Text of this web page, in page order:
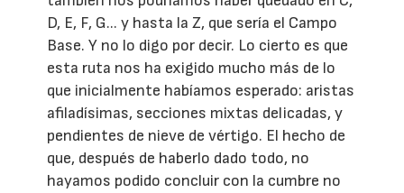
D, E, F, G... y hasta la Z, que sería el Campo
Base. Y no lo digo por decir. Lo cierto es que
esta ruta nos ha exigido mucho más de lo
que inicialmente habíamos esperado: aristas
afiladísimas, secciones mixtas delicadas, y
pendientes de nieve de vértigo. El hecho de
que, después de haberlo dado todo, no
hayamos podido concluir con la cumbre no